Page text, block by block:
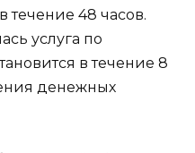
течение 48 часов.
услуга по
в течение 8
денежных